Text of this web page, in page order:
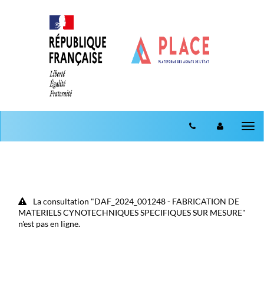
La consultation "DAF_2024_001248 - FABRICATION DE
MATERIELS CYNOTECHNIQUES SPECIFIQUES SUR MESURE"
n'est pas en ligne.